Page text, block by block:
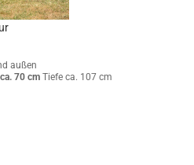
außen
70 cm Tiefe ca. 107 cm